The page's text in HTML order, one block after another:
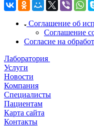
Соглашение об
Соглашение
Согласие на
Лаборатория
Услуги
Новости
Компания
Специалисты
Пациентам
Карта сайта
Контакты